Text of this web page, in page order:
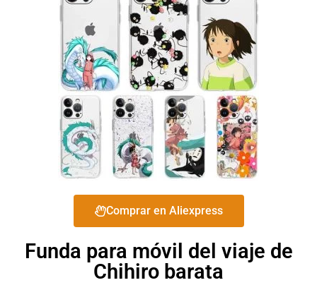
Comprar en Aliexpress
Funda para móvil del viaje de
Chihiro barata